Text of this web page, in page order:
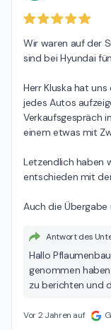
Wir waren auf der
sind bei Hyundai
Herr Kluska hat
jedes Autos
Verkaufsgespräch
einem etwas mit
Letzendlich haben
entschieden mit
Auch die
Antwort des
Hallo
genommen
zu berichten und
Rückmeldung und
Vor 2 Jahren auf